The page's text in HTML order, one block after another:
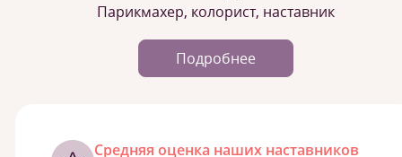
Парикмахер, колорист, наставник
Подробнее
Cредняя оценка наших наставников